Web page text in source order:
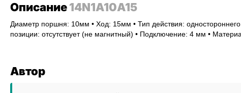
Описание14N1A10A15
Диаметр поршня: 10мм • Ход: 15мм • Тип действия:
позиции: отсутствует (не магнитный) • Подключение: 4 мм •
Автор